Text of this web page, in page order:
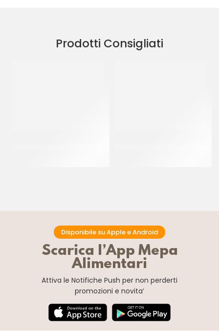
Prodotti Consigliati
Disponibile su Apple e Android
Scarica l’App Mepa
Alimentari
Attiva le Notifiche Push per non perderti
promozioni e novita’